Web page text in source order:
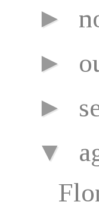
►
►
►
▼